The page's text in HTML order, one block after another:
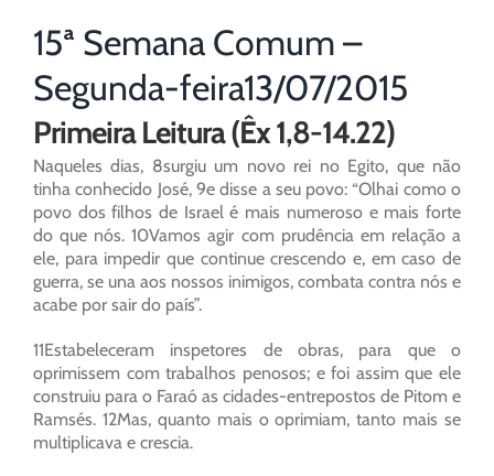
15ª Semana Comum –
Segunda-feira13/07/2015
Primeira Leitura (Êx 1,8-14.22)
Naqueles dias, 8surgiu um novo rei no Egito, que não
tinha conhecido José, 9e disse a seu povo: “Olhai como o
povo dos filhos de Israel é mais numeroso e mais forte
do que nós. 10Vamos agir com prudência em relação a
ele, para impedir que continue crescendo e, em caso de
guerra, se una aos nossos inimigos, combata contra nós e
acabe por sair do país”.
11Estabeleceram inspetores de obras, para que o
oprimissem com trabalhos penosos; e foi assim que ele
construiu para o Faraó as cidades-entrepostos de Pitom e
Ramsés. 12Mas, quanto mais o oprimiam, tanto mais se
multiplicava e crescia.